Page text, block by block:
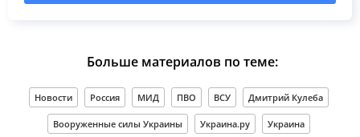
Больше материалов по теме:
Новости Россия МИД ПВО ВСУ Дмитрий Кулеба
Вооруженные силы Украины Украина.ру Украина